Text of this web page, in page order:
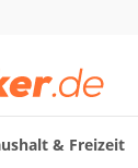
& Freizeit